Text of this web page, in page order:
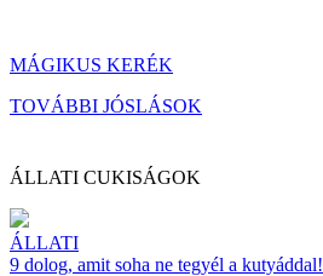
MÁGIKUS KERÉK
TOVÁBBI JÓSLÁSOK
ÁLLATI CUKISÁGOK
ÁLLATI
9 dolog, amit soha ne tegyél a kutyáddal!